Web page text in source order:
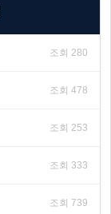
조회 280
조회 478
조회 253
조회 333
조회 739